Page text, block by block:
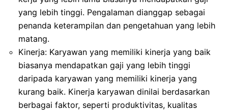
yang lebih tinggi. Pengalaman dianggap sebagai
penanda keterampilan dan pengetahuan yang lebih
matang.
Kinerja: Karyawan yang memiliki kinerja yang baik
biasanya mendapatkan gaji yang lebih tinggi
daripada karyawan yang memiliki kinerja yang
kurang baik. Kinerja karyawan dinilai berdasarkan
berbagai faktor, seperti produktivitas, kualitas